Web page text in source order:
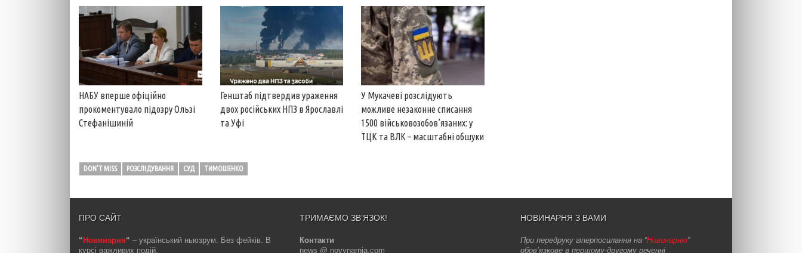
НАБУ вперше офіційно
прокоментувало підозру Ользі
Стефанішиній
Генштаб підтвердив ураження
двох російських НПЗ в Ярославлі
та Уфі
У Мукачеві розслідують
можливе незаконне списання
1500 військовозобов’язаних: у
ТЦК та ВЛК – масштабні обшуки
DON'T MISS РОЗСЛІДУВАННЯ СУД ТИМОШЕНКО
ПРО САЙТ
“ Новинарня“ – український ньюзрум. Без фейків. В
курсі важливих подій.
ТРИМАЄМО ЗВ’ЯЗОК!
Контакти
news @ novynarnia.com
НОВИНАРНЯ З ВАМИ
При передруку гіперпосилання на “Новинарню”
обов’язкове в першому-другому реченні